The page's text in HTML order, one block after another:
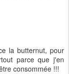
la butternut, pour
parce que j'en
consommée !!!